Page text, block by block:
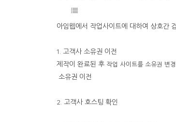
아임웹에서 작업사이트에 대하여 상호간
1. 고객사 소유권 이전
제작이 완료된 후 작업 사이트를 소유권 변
소유권 이전
2. 고객사 호스팅 확인